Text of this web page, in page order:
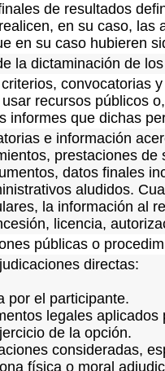
de resultados
en su caso,
en su caso hubieren
la dictaminación de
convocatorias
recursos públicos
informes que dichas
e información
prestaciones
datos finales
aludidos.
la información al
licencia,
públicas o
directas:
por el participante.
legales aplicados
de la opción.
consideradas,
física o moral